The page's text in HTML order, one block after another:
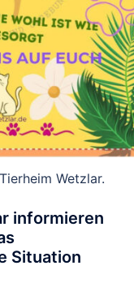
Wetzlar.
informieren
Situation